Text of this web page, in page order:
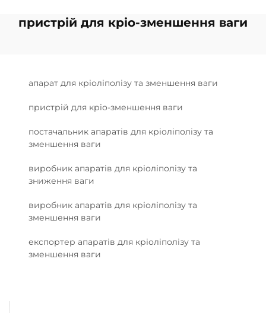
пристрій для кріо-зменшення ваги
апарат для кріоліполізу та зменшення ваги
пристрій для кріо-зменшення ваги
постачальник апаратів для кріоліполізу та
зменшення ваги
виробник апаратів для кріоліполізу та
зниження ваги
виробник апаратів для кріоліполізу та
зменшення ваги
експортер апаратів для кріоліполізу та
зменшення ваги